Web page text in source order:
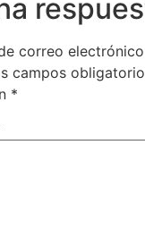
correo
campos
*